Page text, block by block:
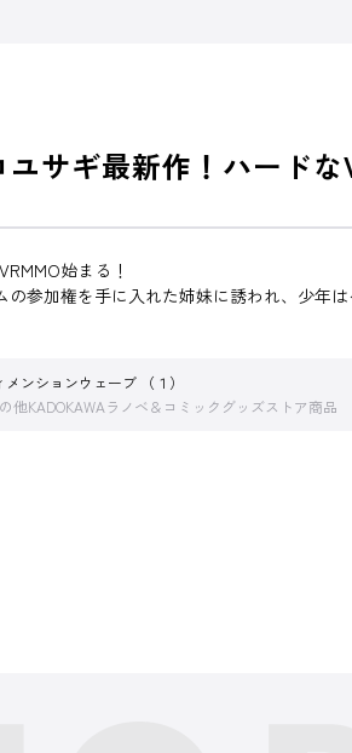
サギ最新作！ハードな
始まる！
参加権を手に入れた姉妹に誘われ、少
メンションウェーブ （１）
他KADOKAWAラノベ＆コミックグッズストア商品